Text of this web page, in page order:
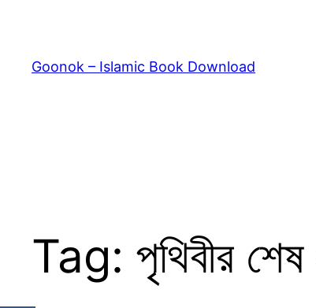
content
Goonok – Islamic Book Download
Tag: পৃথিবীর